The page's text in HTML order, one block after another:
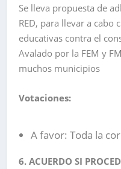
Se lleva propuesta de
RED, para llevar a cabo
educativas contra el
Avalado por la FEM y
muchos municipios
Votaciones:
A favor: Toda la
6. ACUERDO SI